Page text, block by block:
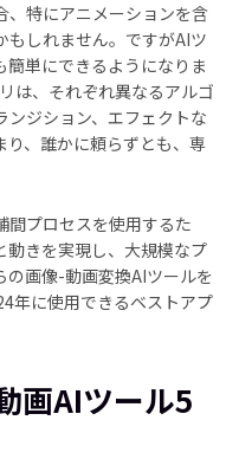
、特にアニメーションを含
もしれません。ですがAIツ
単にできるようになりま
は、それぞれ異なるアルゴ
ンジション、エフェクトな
り、誰かに頼らずとも、専
間プロセスを使用するた
動きを実現し、大規模なプ
の画像-動画変換AIツールを
年に使用できるベストアプ
画AIツール5